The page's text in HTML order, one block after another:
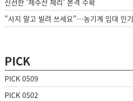
신선한 '제주산 체리' 본격 수확
"사지 말고 빌려 쓰세요"…농기계 임대 인기
PICK
PICK 0509
PICK 0502